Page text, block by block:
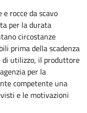
rocce da scavo
per la durata
circostanze
prima della scadenza
utilizzo, il produttore
per la
competente una
e le motivazioni